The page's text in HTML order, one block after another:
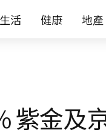
生活 健康 地產
紫金及